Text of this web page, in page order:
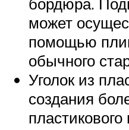
может
помощью
обычного
Уголок из
создания
пластикового